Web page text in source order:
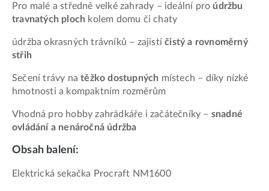
Pro malé a středně velké zahrady – ideální pro údržbu
travnatých ploch kolem domu či chaty
údržba okrasných trávníků – zajistíčistý a rovnoměrný
střih
Sečení trávy natěžko dostupných místech – díky nízké
hmotnosti a kompaktním rozměrům
Vhodná pro hobby zahrádkáře i začátečníky – snadné
ovládání a nenáročná údržba
Obsah balení:
Elektrická sekačka Procraft NM1600